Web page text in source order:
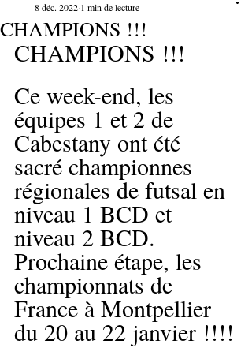
CHAMPIONS !!!
8 déc. 2022 1 min de lecture
CHAMPIONS !!!
Ce week-end, les
équipes 1 et 2 de
Cabestany ont été
sacré championnes
régionales de futsal en
niveau 1 BCD et
niveau 2 BCD.
Prochaine étape, les
championnats de
France à Montpellier
du 20 au 22 janvier !!!!